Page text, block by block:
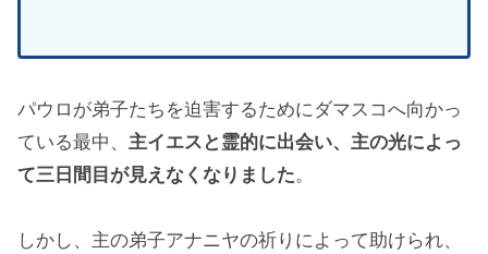
パウロが弟子たちを迫害するためにダマスコへ向かっ
ている最中、 主イエスと霊的に出会い、主の光によっ
て三日間目が見えなくなりました。
しかし、主の弟子アナニヤの祈りによって助けられ、